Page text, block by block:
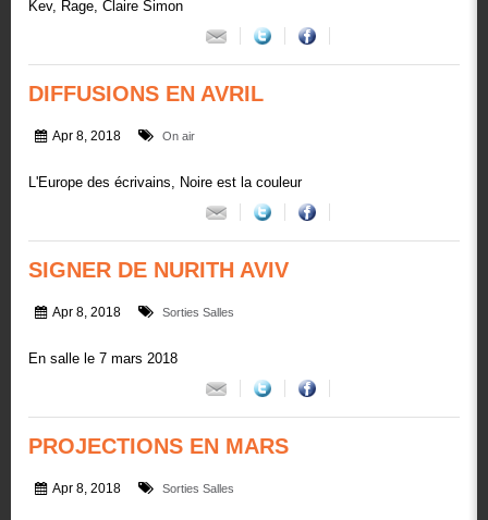
Kev, Rage, Claire Simon
DIFFUSIONS EN AVRIL
Apr 8, 2018 On air
L'Europe des écrivains, Noire est la couleur
SIGNER DE NURITH AVIV
Apr 8, 2018 Sorties Salles
En salle le 7 mars 2018
PROJECTIONS EN MARS
Apr 8, 2018 Sorties Salles